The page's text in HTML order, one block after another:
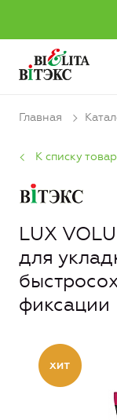
Главная
К списку
LUX
для
фиксации